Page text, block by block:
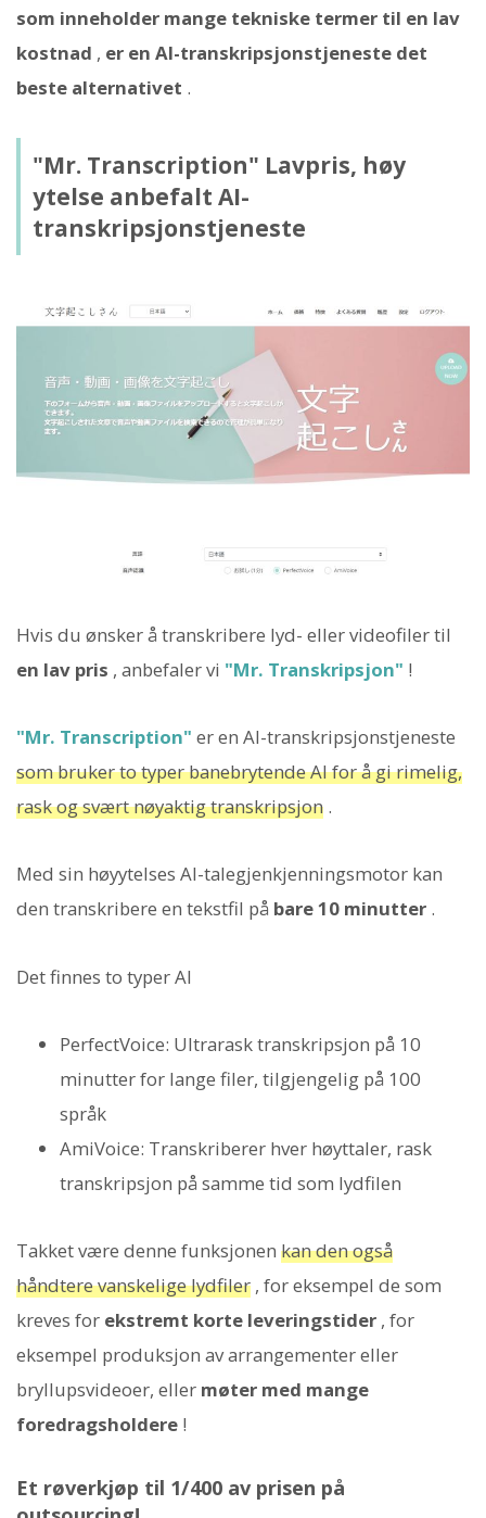
som inneholder mange tekniske termer til en lav
kostnad , er en AI-transkripsjonstjeneste det
beste alternativet .
"Mr. Transcription" Lavpris, høy
ytelse anbefalt AI-
transkripsjonstjeneste
Hvis du ønsker å transkribere lyd- eller videofiler til
en lav pris , anbefaler vi "Mr. Transkripsjon" !
"Mr. Transcription" er en AI-transkripsjonstjeneste
som bruker to typer banebrytende AI for å gi rimelig,
rask og svært nøyaktig transkripsjon .
Med sin høyytelses AI-talegjenkjenningsmotor kan
den transkribere en tekstfil på bare 10 minutter .
Det finnes to typer AI
PerfectVoice: Ultrarask transkripsjon på 10
minutter for lange filer, tilgjengelig på 100
språk
AmiVoice: Transkriberer hver høyttaler, rask
transkripsjon på samme tid som lydfilen
Takket være denne funksjonen kan den også
håndtere vanskelige lydfiler , for eksempel de som
kreves for ekstremt korte leveringstider , for
eksempel produksjon av arrangementer eller
bryllupsvideoer, eller møter med mange
foredragsholdere !
Et røverkjøp til 1/400 av prisen på